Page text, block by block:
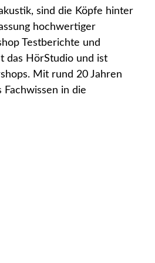
sind die Köpfe hinter
hochwertiger
Testberichte und
das HörStudio und ist
Mit rund 20 Jahren
in die